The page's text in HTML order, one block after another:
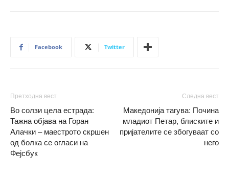
Facebook Twitter
Претходна вест
Во солзи цела естрада:
Тажна објава на Горан
Алачки – маестрото скршен
од болка се огласи на
Фејсбук
Следна вест
Македонија тагува: Почина
младиот Петар, блиските и
пријателите се збогуваат со
него